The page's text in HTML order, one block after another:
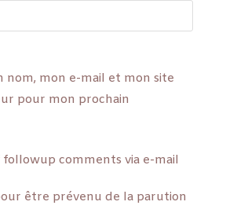
nom, mon e-mail et mon site
pour mon prochain
comments via e-mail
être prévenu de la parution